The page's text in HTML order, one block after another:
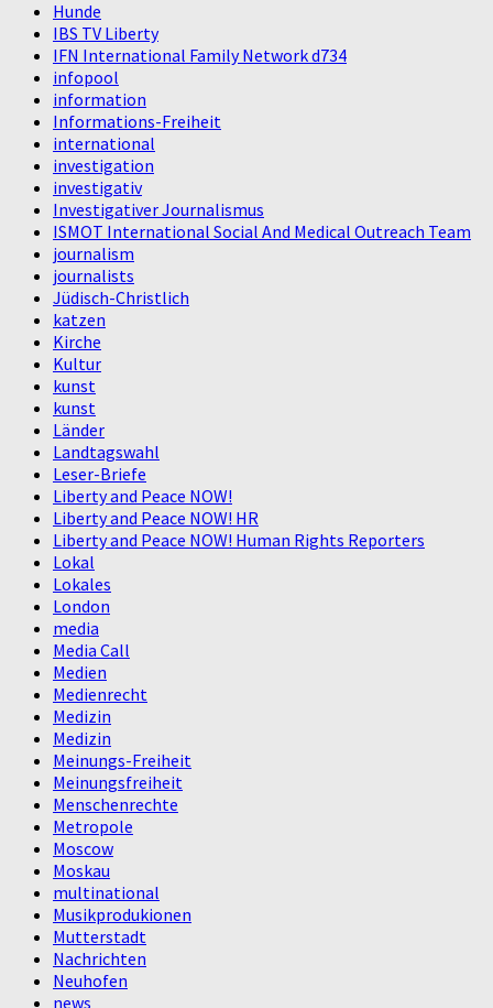
Hunde
IBS TV Liberty
IFN International Family Network d734
infopool
information
Informations-Freiheit
international
investigation
investigativ
Investigativer Journalismus
ISMOT International Social And Medical Outreach Team
journalism
journalists
Jüdisch-Christlich
katzen
Kirche
Kultur
kunst
kunst
Länder
Landtagswahl
Leser-Briefe
Liberty and Peace NOW!
Liberty and Peace NOW! HR
Liberty and Peace NOW! Human Rights Reporters
Lokal
Lokales
London
media
Media Call
Medien
Medienrecht
Medizin
Medizin
Meinungs-Freiheit
Meinungsfreiheit
Menschenrechte
Metropole
Moscow
Moskau
multinational
Musikprodukionen
Mutterstadt
Nachrichten
Neuhofen
news